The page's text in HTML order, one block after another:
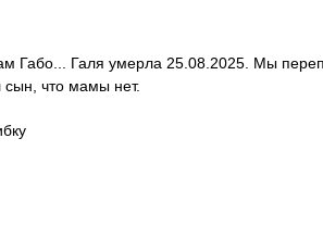
Габо... Галя умерла 25.08.2025. Мы
сын, что мамы нет.